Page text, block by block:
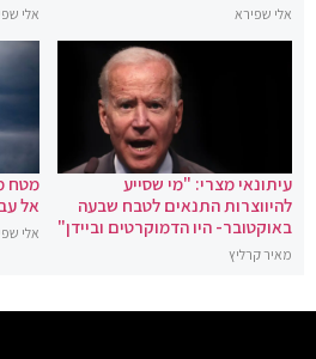
אלי שפירא אלי
עיתונאי מצרי: "מי שסייע
להיווצרות התנאים לטבח שבעה
באוקטובר- היו הדמוקרטים וביידן"
מאיר קרליץ
מטח
אל
אלי